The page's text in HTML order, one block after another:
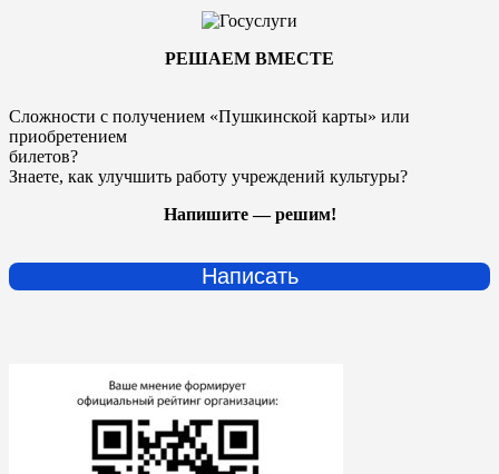
РЕШАЕМ ВМЕСТЕ
Сложности с получением «Пушкинской карты» или
приобретением
билетов?
Знаете, как улучшить работу учреждений культуры?
Напишите — решим!
Написать